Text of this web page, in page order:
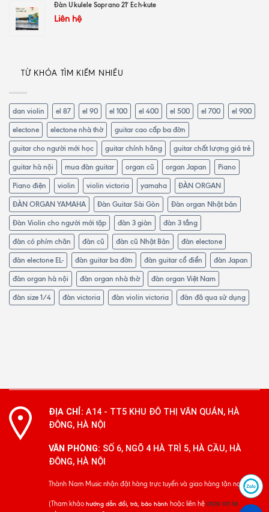
Đàn Ukulele Soprano 21′ Ech-kute
Liên hệ
TỪ KHÓA TÌM KIẾM NHIỀU
dan violin el 87 el 90 el 100 el 400 el 500 el 700 el 900
electone electone nhà thờ guitar cao cấp ba đờn
guitar cho người mới học guitar chính hãng guitar chất lượng giá trẻ
guitar hà nội mua đàn guitar organ cũ organ Japan Piano
Piano điện violin violin victoria yamaha ĐÀN ORGAN
ĐÀN ORGAN YAMAHA Đàn Guitar Sài Gòn Đàn organ Nhật bản
Đàn Violin cho người mới tập đàn 3 giàn đàn 3 tầng
đàn có phím chân đàn cũ đàn cũ Nhật Bản đàn electone
đàn electone EL- đàn guitar ba đờn đàn guitar cổ điển đàn Japan
đàn organ hà nội đàn organ nhà thờ đàn organ Việt Nam
đàn size 1/4 đàn victoria đàn violin victoria đàn đã qua sử dụng
ĐỊA CHỈ: A14 - TT5 KHU ĐÔ THỊ VĂN QUÁN, HÀ
ĐÔNG, HÀ NỘI
VĂN PHÒNG: SỐ 6, NGÕ 4 HÀ TRÌ 5, HÀ CẦU, HÀ
ĐÔNG, HÀ NỘI
Thành Nam Music nhận đặt hàng trực tuyến và giao hàng tận nơi
(Tham khảo hướng dẫn đổi, trả, bảo hành hoặc liên hệ 0939 911 116